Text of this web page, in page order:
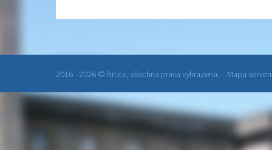
2016 - 2026 © ftn.cz, všechna práva vyhrazena. Mapa